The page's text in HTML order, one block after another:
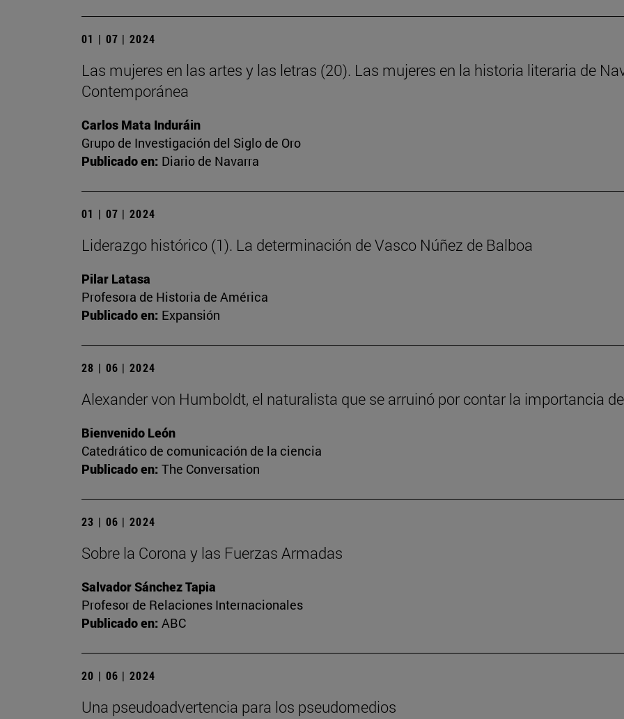
01 | 07 | 2024
Las mujeres en las artes y las letras (20). Las mujeres en la historia literaria de
Contemporánea
Carlos Mata Induráin
Grupo de Investigación del Siglo de Oro
Publicado en: Diario de Navarra
01 | 07 | 2024
Liderazgo histórico (1). La determinación de Vasco Núñez de Balboa
Pilar Latasa
Profesora de Historia de América
Publicado en: Expansión
28 | 06 | 2024
Alexander von Humboldt, el naturalista que se arruinó por contar la importancia
Bienvenido León
Catedrático de comunicación de la ciencia
Publicado en: The Conversation
23 | 06 | 2024
Sobre la Corona y las Fuerzas Armadas
Salvador Sánchez Tapia
Profesor de Relaciones Internacionales
Publicado en: ABC
20 | 06 | 2024
Una pseudoadvertencia para los pseudomedios